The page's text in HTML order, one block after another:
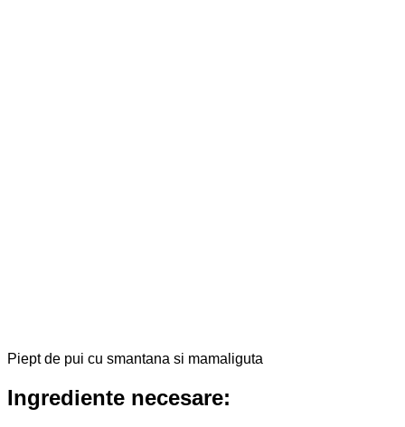
Piept de pui cu smantana si mamaliguta
Ingrediente necesare: